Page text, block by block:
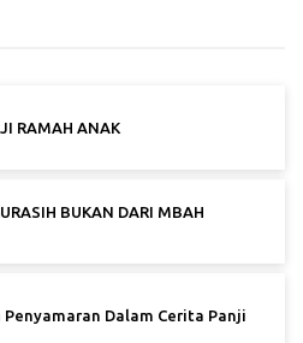
RAMAH ANAK
BUKAN DARI MBAH
Penyamaran Dalam Cerita Panji